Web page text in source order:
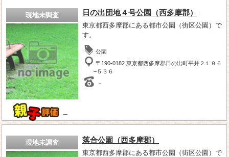
現地未調査
－
日の出団地４号公園（西多摩郡）
東京都西多摩郡にある都市公園（街区公園）で
す。
公園
〒190-0182 東京都西多摩郡日の出町平井２１９６
−５３６
－
現地未調査 落合公園（西多摩郡）
東京都西多摩郡にある都市公園（街区公園）で